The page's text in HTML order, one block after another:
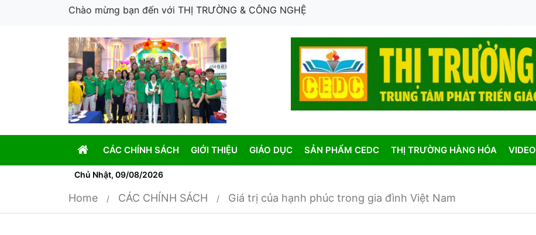
Chào mừng bạn đến với THỊ TRƯỜNG & CÔNG NGHỆ
CÁC CHÍNH SÁCH GIỚI THIỆU GIÁO DỤC SẢN PHẨM CEDC THỊ TRƯỜNG HÀNG HÓA VIDEO
Chủ Nhật, 09/08/2026
Home CÁC CHÍNH SÁCH Giá trị của hạnh phúc trong gia đình Việt Nam